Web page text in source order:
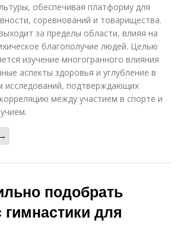
обеспечивая платформу для
соревнований и товарищества.
за пределы области, влияя на
благополучие людей. Целью
изучение многогранного влияния
аспекты здоровья и углубление в
подтверждающих
между участием в спорте и
подобрать
для